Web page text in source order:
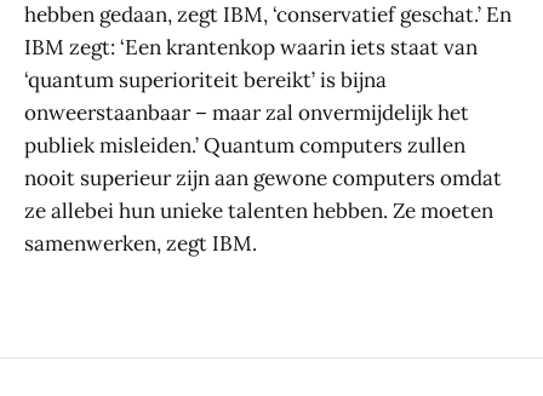
hebben gedaan, zegt IBM, ‘conservatief geschat.’ En
IBM zegt: ‘Een krantenkop waarin iets staat van
‘quantum superioriteit bereikt’ is bijna
onweerstaanbaar – maar zal onvermijdelijk het
publiek misleiden.’ Quantum computers zullen
nooit superieur zijn aan gewone computers omdat
ze allebei hun unieke talenten hebben. Ze moeten
samenwerken, zegt IBM.